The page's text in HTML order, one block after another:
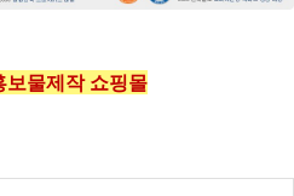
물제작 쇼핑몰